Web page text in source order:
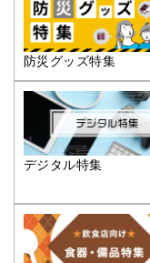
防災グッズ特集
デジタル特集